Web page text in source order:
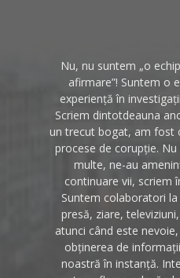
Nu, nu suntem „o
afirmare”! Suntem o
experiență în
Scriem dintotdeauna
un trecut bogat, am fost
procese de corupție.
multe, ne-au
continuare vii, scriem
Suntem colaboratori
presă, ziare,
atunci când este
obținerea de
noastră în instanță.